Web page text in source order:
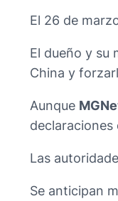
El 26 de
El dueño y su
China y
Aunque
Las
Se anticipan